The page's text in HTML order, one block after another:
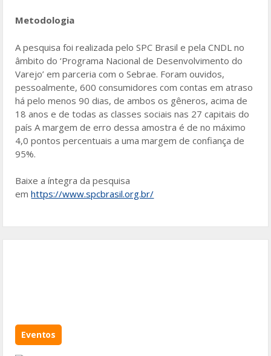
Metodologia
A pesquisa foi realizada pelo SPC Brasil e pela CNDL no
âmbito do ‘Programa Nacional de Desenvolvimento do
Varejo’ em parceria com o Sebrae. Foram ouvidos,
pessoalmente, 600 consumidores com contas em atraso
há pelo menos 90 dias, de ambos os gêneros, acima de
18 anos e de todas as classes sociais nas 27 capitais do
país A margem de erro dessa amostra é de no máximo
4,0 pontos percentuais a uma margem de confiança de
95%.
Baixe a íntegra da pesquisa
emhttps://www.spcbrasil.org.br/
Eventos